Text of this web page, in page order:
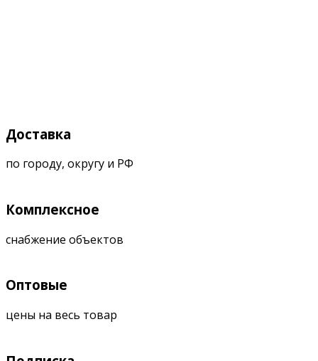
Доставка
по городу, округу и РФ
Комплексное
снабжение объектов
Оптовые
цены на весь товар